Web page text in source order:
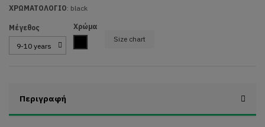
ΧΡΩΜΑΤΟΛΟΓΙΟ: black
Μέγεθος
Χρώμα
Size chart
Περιγραφή